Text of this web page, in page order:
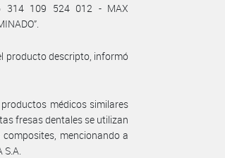
314 109 524 012 - MAX
producto descripto, informó
médicos similares
fresas dentales se utilizan
mencionando a